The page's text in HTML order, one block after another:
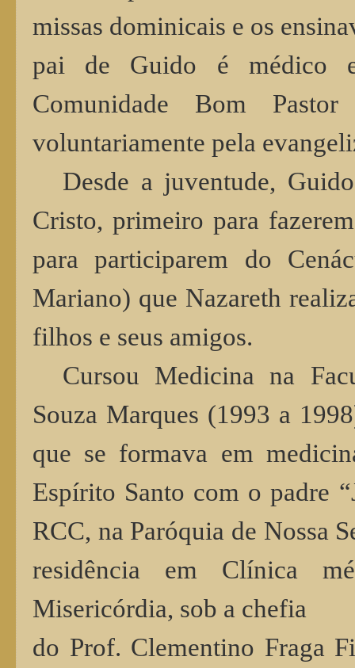
missas dominicais e os
pai de Guido é médico
Comunidade Bom
voluntariamente pela
Desde a juventude,
Cristo, primeiro para
para participarem do
Mariano) que Nazareth
filhos e seus amigos.
Cursou Medicina na
Souza Marques (1993 a
que se formava em
Espírito Santo com o padre
RCC, na Paróquia de Nossa
residência em Clínica
Misericórdia, sob a chefia
do Prof. Clementino Fraga